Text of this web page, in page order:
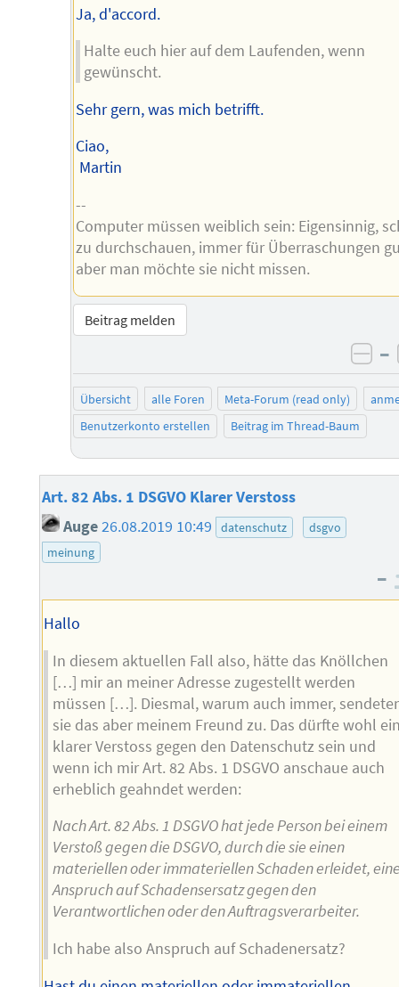
Ja, d'accord.
Halte euch hier auf dem Laufenden, wenn
gewünscht.
Sehr gern, was mich betrifft.
Ciao,
Martin
--
Computer müssen weiblich sein: Eigensinnig,
zu durchschauen, immer für Überraschungen
aber man möchte sie nicht missen.
Beitrag melden
–
Übersicht alle Foren Meta-Forum (read only)
Benutzerkonto erstellen
Beitrag im Thread-Baum
Art. 82 Abs. 1 DSGVO Klarer Verstoss
Auge26.08.2019 10:49 datenschutz
dsgvo
meinung
–
Hallo
In diesem aktuellen Fall also, hätte das Knöllchen
[…] mir an meiner Adresse zugestellt werden
müssen […]. Diesmal, warum auch immer,
sie das aber meinem Freund zu. Das dürfte wohl
klarer Verstoss gegen den Datenschutz sein und
wenn ich mir Art. 82 Abs. 1 DSGVO anschaue auch
erheblich geahndet werden:
Nach Art. 82 Abs. 1 DSGVO hat jede Person bei einem
Verstoß gegen die DSGVO, durch die sie einen
materiellen oder immateriellen Schaden erleidet,
Anspruch auf Schadensersatz gegen den
Verantwortlichen oder den Auftragsverarbeiter.
Ich habe also Anspruch auf Schadenersatz?